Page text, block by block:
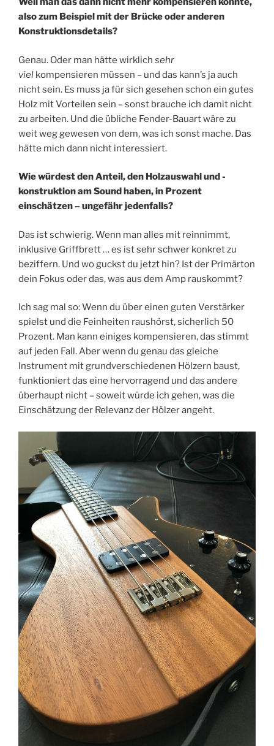
also zum Beispiel mit der Brücke oder anderen
Konstruktionsdetails?
Genau. Oder man hätte wirklich sehr
viel kompensieren müssen – und das kann’s ja auch
nicht sein. Es muss ja für sich gesehen schon ein gutes
Holz mit Vorteilen sein – sonst brauche ich damit nicht
zu arbeiten. Und die übliche Fender-Bauart wäre zu
weit weg gewesen von dem, was ich sonst mache. Das
hätte mich dann nicht interessiert.
Wie würdest den Anteil, den Holzauswahl und -
konstruktion am Sound haben, in Prozent
einschätzen – ungefähr jedenfalls?
Das ist schwierig. Wenn man alles mit reinnimmt,
inklusive Griffbrett … es ist sehr schwer konkret zu
beziffern. Und wo guckst du jetzt hin? Ist der Primärton
dein Fokus oder das, was aus dem Amp rauskommt?
Ich sag mal so: Wenn du über einen guten Verstärker
spielst und die Feinheiten raushörst, sicherlich 50
Prozent. Man kann einiges kompensieren, das stimmt
auf jeden Fall. Aber wenn du genau das gleiche
Instrument mit grundverschiedenen Hölzern baust,
funktioniert das eine hervorragend und das andere
überhaupt nicht – soweit würde ich gehen, was die
Einschätzung der Relevanz der Hölzer angeht.